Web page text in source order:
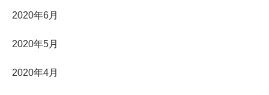
2020年6月
2020年5月
2020年4月